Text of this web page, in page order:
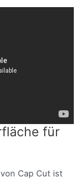
für
von Cap Cut ist